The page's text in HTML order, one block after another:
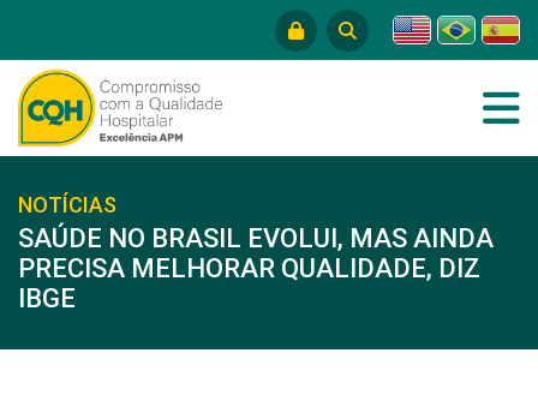
NOTÍCIAS
SAÚDE NO BRASIL EVOLUI, MAS AINDA
PRECISA MELHORAR QUALIDADE, DIZ
IBGE